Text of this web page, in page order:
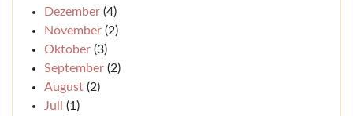
Dezember (4)
November (2)
Oktober (3)
September (2)
August (2)
Juli (1)